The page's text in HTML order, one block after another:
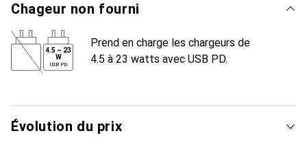
Chageur non fourni
4.5 – 23
W
USB PD
Prend en charge les chargeurs de
4.5 à 23 watts avec USB PD.
Évolution du prix